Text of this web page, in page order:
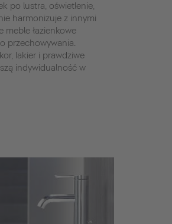
po lustra, oświetlenie,
harmonizuje z innymi
łazienkowe
przechowywania.
lakier i prawdziwe
indywidualność w